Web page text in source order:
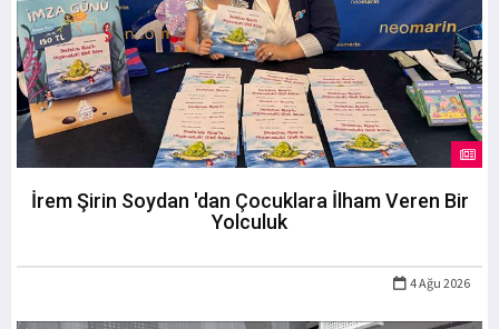
İrem Şirin Soydan 'dan Çocuklara İlham Veren Bir
Yolculuk
4 Ağu 2026